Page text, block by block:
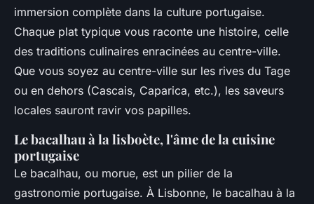
immersion complète dans la culture portugaise.
Chaque plat typique vous raconte une histoire, celle
des traditions culinaires enracinées au centre-ville.
Que vous soyez au centre-ville sur les rives du Tage
ou en dehors (Cascais, Caparica, etc.), les saveurs
locales sauront ravir vos papilles.
Le bacalhau à la lisboète, l'âme de la cuisine
portugaise
Le bacalhau, ou morue, est un pilier de la
gastronomie portugaise. À Lisbonne, le bacalhau à la